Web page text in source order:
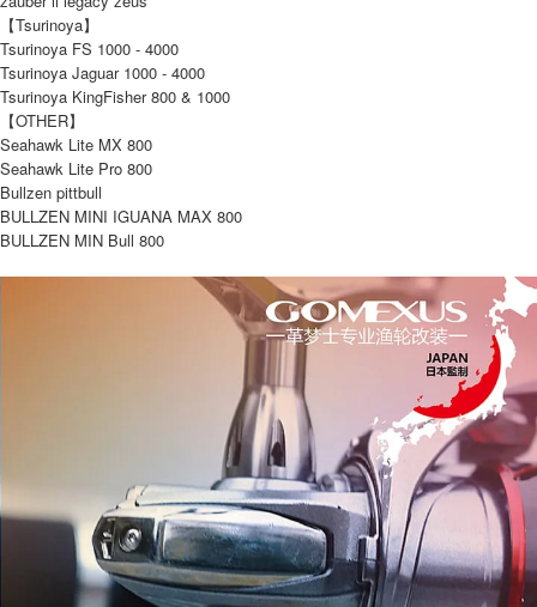
【Tsurinoya】
Tsurinoya FS 1000 - 4000
Tsurinoya Jaguar 1000 - 4000
Tsurinoya KingFisher 800 & 1000
【OTHER】
Seahawk Lite MX 800
Seahawk Lite Pro 800
Bullzen pittbull
BULLZEN MINI IGUANA MAX 800
BULLZEN MIN Bull 800